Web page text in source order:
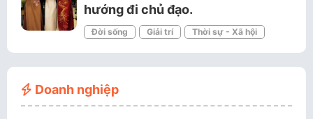
hướng đi chủ đạo.
Đời sống Giải trí Thời sự - Xã hội
Doanh nghiệp